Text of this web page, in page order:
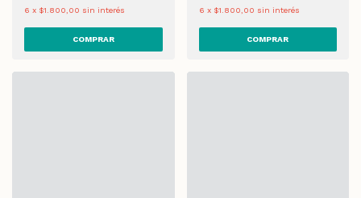
6 x $1.800,00 sin interés 6 x $1.800,00 sin interés